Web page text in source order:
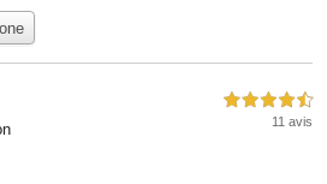
4,5 étoiles sur 5
11 avis